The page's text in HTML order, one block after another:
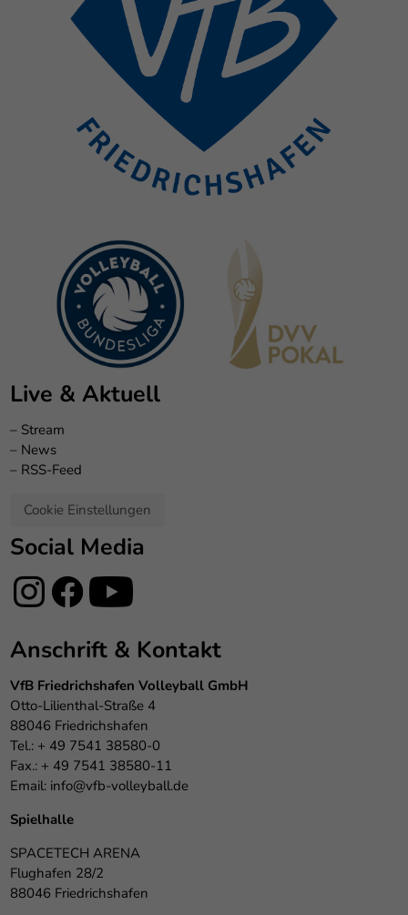
Live & Aktuell
– Stream
– News
– RSS-Feed
Cookie Einstellungen
Social Media
Anschrift & Kontakt
VfB Friedrichshafen Volleyball GmbH
Otto-Lilienthal-Straße 4
88046 Friedrichshafen
Tel.: + 49 7541 38580-0
Fax.: + 49 7541 38580-11
Email: info@vfb-volleyball.de
Spielhalle
SPACETECH ARENA
Flughafen 28/2
88046 Friedrichshafen